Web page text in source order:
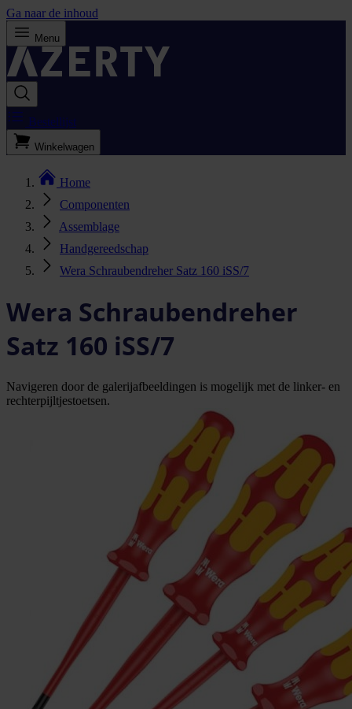
Ga naar de inhoud
Menu
Bestellijst
Winkelwagen
Home
Componenten
Assemblage
Handgereedschap
Wera Schraubendreher Satz 160 iSS/7
Wera Schraubendreher
Satz 160 iSS/7
Navigeren door de galerijafbeeldingen is mogelijk met de linker- en
rechterpijltjestoetsen.